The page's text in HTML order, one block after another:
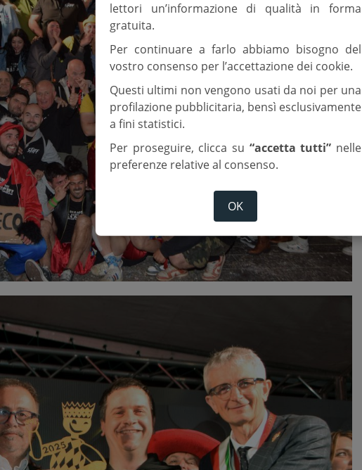
lettori un’informazione di qualità in forma
gratuita.
Per continuare a farlo abbiamo bisogno del
vostro consenso per l’accettazione dei cookie.
Questi ultimi non vengono usati da noi per una
profilazione pubblicitaria, bensì esclusivamente
a fini statistici.
Per proseguire, clicca su “accetta tutti” nelle
preferenze relative al consenso.
OK